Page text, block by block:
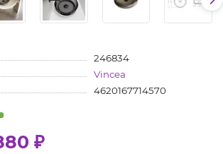
246834
Vincea
4620167714570
₽